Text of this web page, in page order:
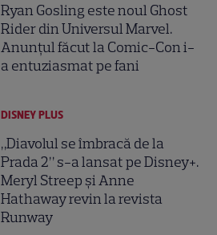
Ryan Gosling este noul Ghost
Rider din Universul Marvel.
Anunțul făcut la Comic-Con i-
a entuziasmat pe fani
DISNEY PLUS
„Diavolul se îmbracă de la
Prada 2” s-a lansat pe Disney+.
Meryl Streep și Anne
Hathaway revin la revista
Runway